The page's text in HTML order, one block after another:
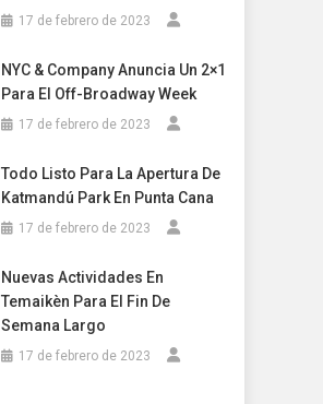
17 de febrero de 2023
NYC & Company Anuncia Un 2×1
Para El Off-Broadway Week
17 de febrero de 2023
Todo Listo Para La Apertura De
Katmandú Park En Punta Cana
17 de febrero de 2023
Nuevas Actividades En
Temaikèn Para El Fin De
Semana Largo
17 de febrero de 2023